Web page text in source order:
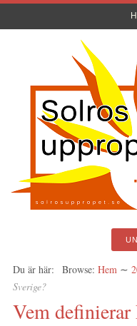
Du är här: Browse: Hem ∼
Sverige?
Vem definierar